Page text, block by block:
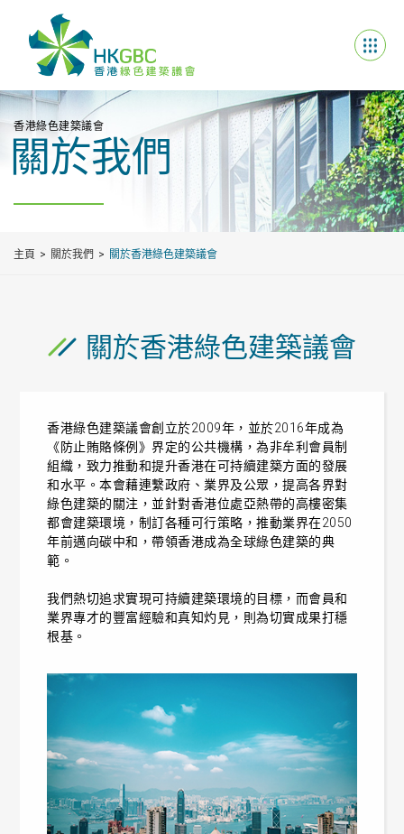
香港綠色建築議會
關於我們
主頁 關於我們 關於香港綠色建築議會
關於香港綠色建築議會
香港綠色建築議會創立於2009年，並於2016年成為
《防止賄賂條例》界定的公共機構，為非牟利會員制
組織，致力推動和提升香港在可持續建築方面的發展
和水平。本會藉連繫政府、業界及公眾，提高各界對
綠色建築的關注，並針對香港位處亞熱帶的高樓密集
都會建築環境，制訂各種可行策略，推動業界在2050
年前邁向碳中和，帶領香港成為全球綠色建築的典
範。
我們熱切追求實現可持續建築環境的目標，而會員和
業界專才的豐富經驗和真知灼見，則為切實成果打穩
根基。